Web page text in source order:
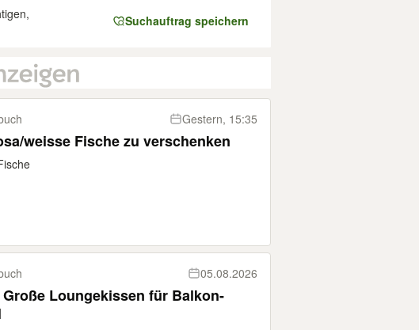
Suchauftrag speichern
Gestern, 15:35
weisse Fische zu verschenken
05.08.2026
Loungekissen für Balkon-